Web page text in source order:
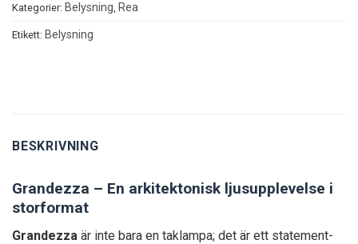
Kategorier: Belysning Rea
Etikett: Belysning
BESKRIVNING
Grandezza – En arkitektonisk ljusupplevelse i
storformat
Grandezza är inte bara en taklampa; det är ett statement-